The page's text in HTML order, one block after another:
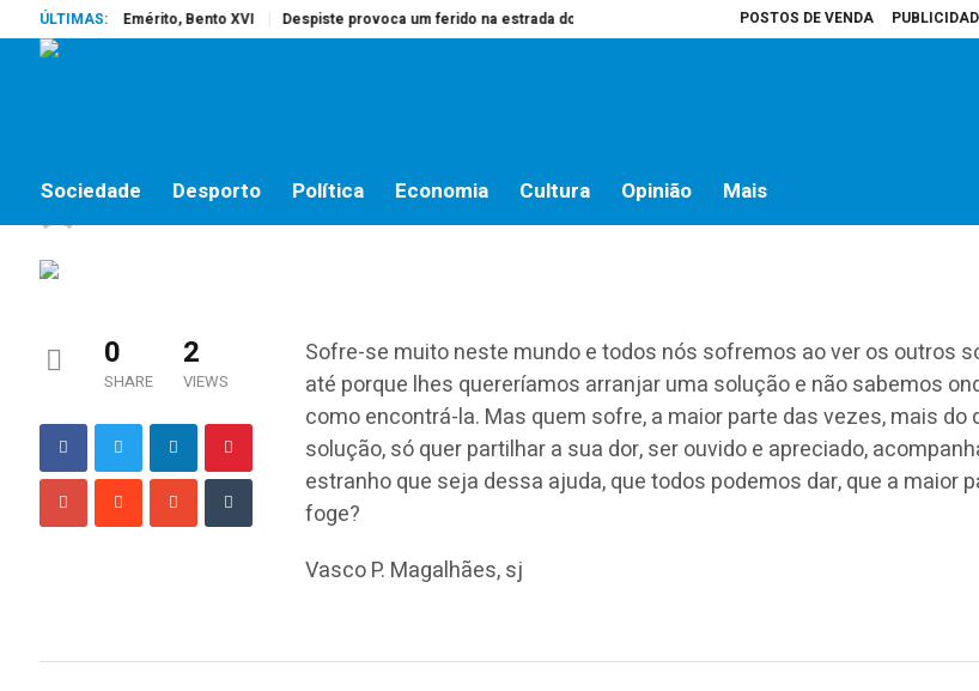
POSTOS DE VENDA
ÚLTIMAS:
o Papa Emérito, Bento XVI Despiste provoca um ferido na estrada do campo Presidente da Assembleia é que decide o que vai
Sociedade Desporto Política Economia Cultura Opinião Mais
0
SHARE
2
VIEWS
Sofre-se muito neste mundo e todos nós sofremos ao ver os outros
até porque lhes quereríamos arranjar uma solução e não sabemos
como encontrá-la. Mas quem sofre, a maior parte das vezes, mais do
solução, só quer partilhar a sua dor, ser ouvido e apreciado,
estranho que seja dessa ajuda, que todos podemos dar, que a maior
foge?
Vasco P. Magalhães, sj